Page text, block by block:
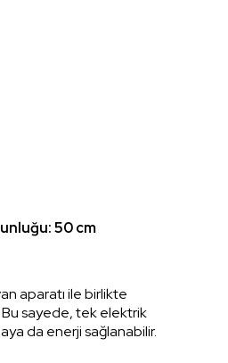
50 cm
aparatı ile birlikte
sayede, tek elektrik
da enerji sağlanabilir.